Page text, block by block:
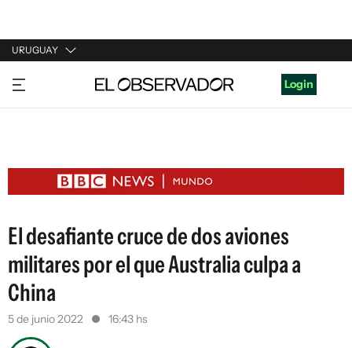
URUGUAY
URUGUAY
ARGENTINA
ESTADOS UNIDOS
Login
El desafiante cruce de dos aviones
militares por el que Australia culpa a
China
5 de junio 2022 16:43 hs